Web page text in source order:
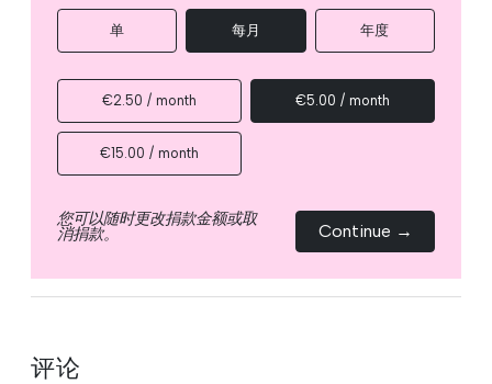
单 每月 年度
€2.50 / month €5.00 / month
€15.00 / month
您可以随时更改捐款金额或取
消捐款。 Continue →
评论